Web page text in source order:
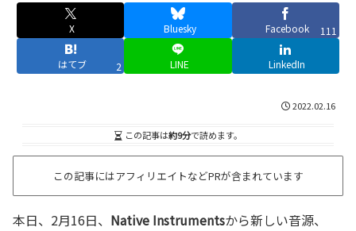
X Bluesky Facebook 111
はてブ 2 LINE LinkedIn
2022.02.16
この記事は約9分で読めます。
この記事にはアフィリエイトなどPRが含まれています
本日、2月16日、 Native Instrumentsから新しい音源、